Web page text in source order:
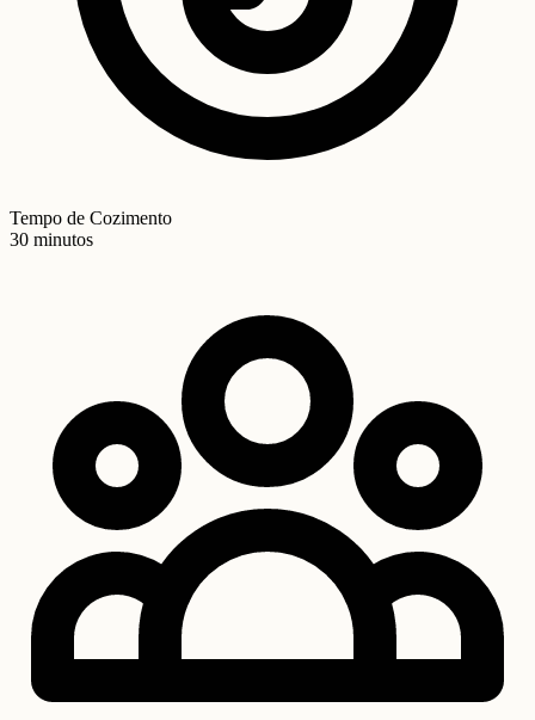
Tempo de Cozimento
30 minutos